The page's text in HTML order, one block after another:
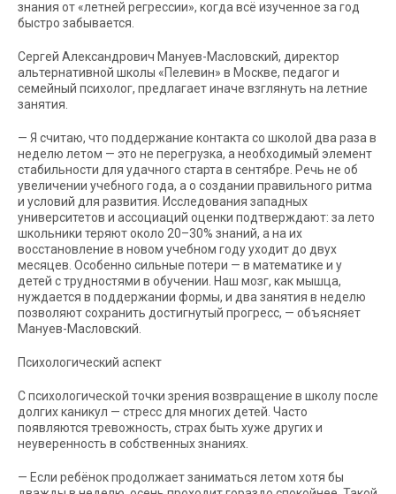
знания от «летней регрессии», когда всё изученное за год
быстро забывается.
Сергей Александрович Мануев-Масловский, директор
альтернативной школы «Пелевин» в Москве, педагог и
семейный психолог, предлагает иначе взглянуть на летние
занятия.
— Я считаю, что поддержание контакта со школой два раза в
неделю летом — это не перегрузка, а необходимый элемент
стабильности для удачного старта в сентябре. Речь не об
увеличении учебного года, а о создании правильного ритма
и условий для развития. Исследования западных
университетов и ассоциаций оценки подтверждают: за лето
школьники теряют около 20–30% знаний, а на их
восстановление в новом учебном году уходит до двух
месяцев. Особенно сильные потери — в математике и у
детей с трудностями в обучении. Наш мозг, как мышца,
нуждается в поддержании формы, и два занятия в неделю
позволяют сохранить достигнутый прогресс, — объясняет
Мануев-Масловский.
Психологический аспект
С психологической точки зрения возвращение в школу после
долгих каникул — стресс для многих детей. Часто
появляются тревожность, страх быть хуже других и
неуверенность в собственных знаниях.
— Если ребёнок продолжает заниматься летом хотя бы